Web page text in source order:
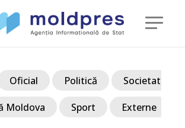
Oficial Politică Societate
Moldova Sport Externe